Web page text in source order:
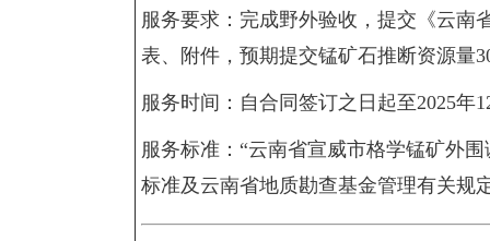
服务要求：完成野外验收，提交《云南
表、附件，预期提交锰矿石推断资源量
服务时间：自合同签订之日起至2025年
服务标准：“云南省宣威市格学锰矿外
标准及云南省地质勘查基金管理有关规